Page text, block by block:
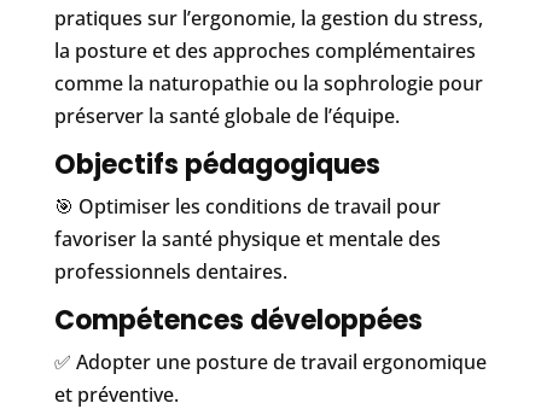
pratiques sur l’ergonomie, la gestion du stress,
la posture et des approches complémentaires
comme la naturopathie ou la sophrologie pour
préserver la santé globale de l’équipe.
Objectifs pédagogiques
🎯 Optimiser les conditions de travail pour
favoriser la santé physique et mentale des
professionnels dentaires.
Compétences développées
✅ Adopter une posture de travail ergonomique
et préventive.